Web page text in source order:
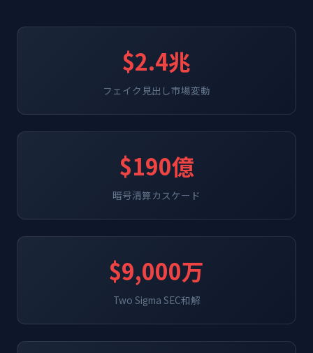
$2.4兆
フェイク見出し市場変動
$190億
暗号清算カスケード
$9,000万
Two Sigma SEC和解